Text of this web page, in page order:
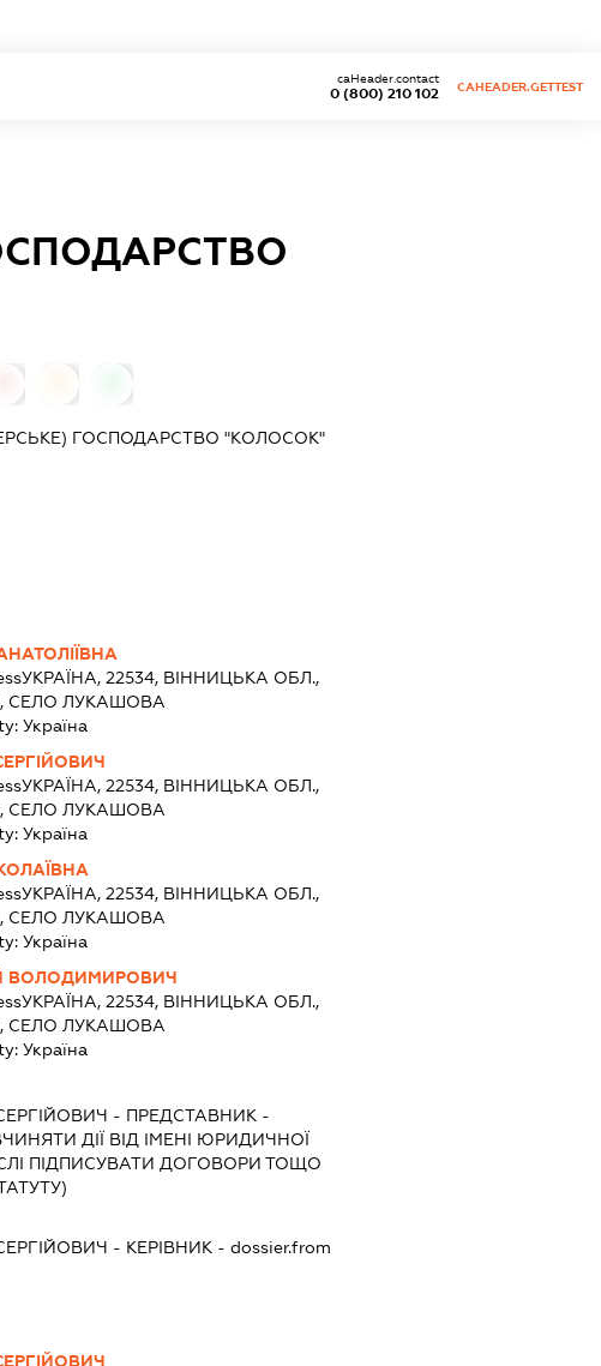
0 (800) 210 102
caHeader.contact
CAHEADER.GETTEST
ГОСПОДАРСТВО "КOЛОСОК"
УКРАЇНА, 22534, ВІННИЦЬКА ОБЛ.,
СЕЛО ЛУКАШОВА
Україна
УКРАЇНА, 22534, ВІННИЦЬКА ОБЛ.,
СЕЛО ЛУКАШОВА
Україна
УКРАЇНА, 22534, ВІННИЦЬКА ОБЛ.,
СЕЛО ЛУКАШОВА
Україна
ВОЛОДИМИРОВИЧ
УКРАЇНА, 22534, ВІННИЦЬКА ОБЛ.,
СЕЛО ЛУКАШОВА
Україна
- ПРЕДСТАВНИК -
ДІЇ ВІД ІМЕНІ ЮРИДИЧНОЇ
ПІДПИСУВАТИ ДОГОВОРИ ТОЩО
- КЕРІВНИК - dossier.from